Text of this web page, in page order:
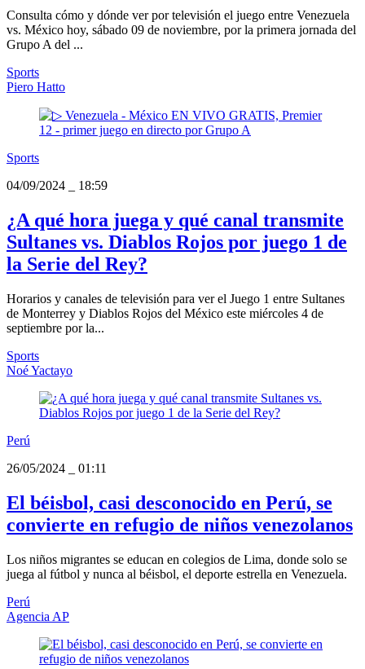
Consulta cómo y dónde ver por televisión el juego entre Venezuela
vs. México hoy, sábado 09 de noviembre, por la primera jornada del
Grupo A del ...
Sports
Piero Hatto
Sports
04/09/2024
18:59
¿A qué hora juega y qué canal transmite
Sultanes vs. Diablos Rojos por juego 1 de
la Serie del Rey?
Horarios y canales de televisión para ver el Juego 1 entre Sultanes
de Monterrey y Diablos Rojos del México este miércoles 4 de
septiembre por la...
Sports
Noé Yactayo
Perú
26/05/2024
01:11
El béisbol, casi desconocido en Perú, se
convierte en refugio de niños venezolanos
Los niños migrantes se educan en colegios de Lima, donde solo se
juega al fútbol y nunca al béisbol, el deporte estrella en Venezuela.
Perú
Agencia AP